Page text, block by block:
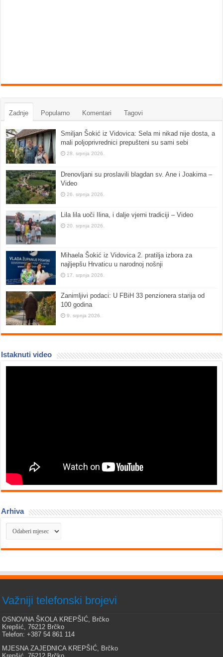
Zadnje Popularno Komentari Tagovi
Smiljan Šokić iz Vidovica: Sela mi nikad nije dosta, a
mali poljoprivrednici prepušteni su sami sebi
28. srpnja 2026.
Drenovljani su proslavili blagdan sv. Ane i Joakima –
Video
26. srpnja 2026.
Lila lila uoči Ilina, i dalje vjerni tradiciji – Video
20. srpnja 2026.
Mihaela Šokić iz Vidovica 2. pratilja izbora za
najljepšu Hrvaticu u narodnoj nošnji
17. srpnja 2026.
Zanimljivi podaci: U FBiH 33 penzionera starija od
100 godina
9. srpnja 2026.
Istaknuti video
Arhiva
Arhiva
Važniji telefonski brojevi
OSNOVNA ŠKOLA KREPŠIĆ, Brčko
Krepšić, 76212 Brčko
Telefon: +387 54 861 114
MJESNA ZAJEDNICA KREPŠIĆ, Brčko